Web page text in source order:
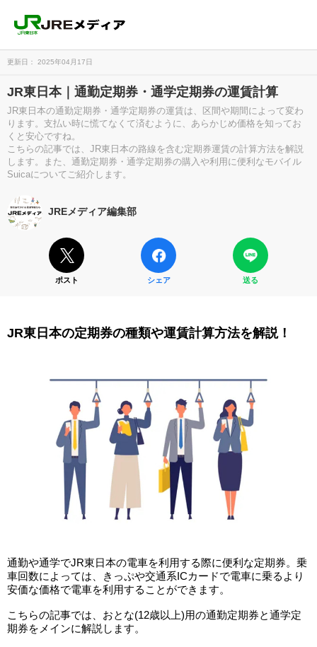
更新日： 2025年04月17日
JR東日本｜通勤定期券・通学定期券の運賃計算
JR東日本の通勤定期券・通学定期券の運賃は、区間や期間によって変わ
ります。支払い時に慌てなくて済むように、あらかじめ価格を知ってお
くと安心ですね。
こちらの記事では、JR東日本の路線を含む定期券運賃の計算方法を解説
します。また、通勤定期券・通学定期券の購入や利用に便利なモバイル
Suicaについてご紹介します。
JREメディア編集部
ポスト シェア 送る
JR東日本の定期券の種類や運賃計算方法を解説！
通勤や通学でJR東日本の電車を利用する際に便利な定期券。乗
車回数によっては、きっぷや交通系ICカードで電車に乗るより
安価な価格で電車を利用することができます。
こちらの記事では、おとな(12歳以上)用の通勤定期券と通学定
期券をメインに解説します。